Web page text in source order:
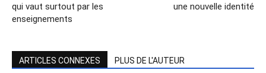
qui vaut surtout par les
enseignements
une nouvelle identité
ARTICLES CONNEXES PLUS DE L'AUTEUR